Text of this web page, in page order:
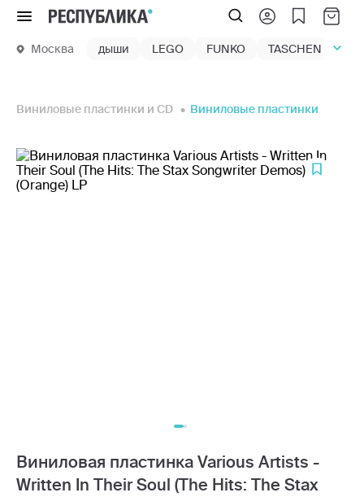
Меню
Москва дыши LEGO FUNKO TASCHEN
Виниловые пластинки и CD Виниловые пластинки
Виниловая пластинка Various Artists -
Written In Their Soul (The Hits: The Stax